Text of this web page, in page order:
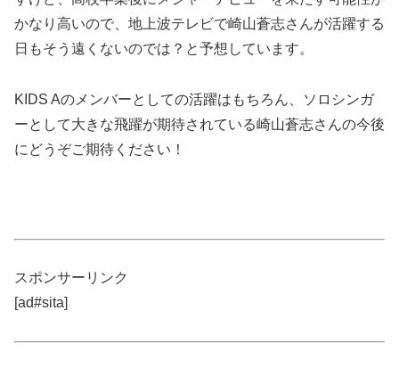
かなり高いので、地上波テレビで崎山蒼志さんが活躍する
日もそう遠くないのでは？と予想しています。
KIDS Aのメンバーとしての活躍はもちろん、ソロシンガ
ーとして大きな飛躍が期待されている崎山蒼志さんの今後
にどうぞご期待ください！
スポンサーリンク
[ad#sita]